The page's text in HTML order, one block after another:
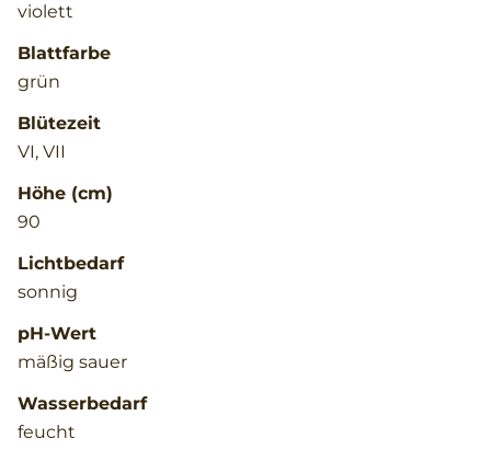
violett
Blattfarbe
grün
Blütezeit
VI, VII
Höhe (cm)
90
Lichtbedarf
sonnig
pH-Wert
mäßig sauer
Wasserbedarf
feucht